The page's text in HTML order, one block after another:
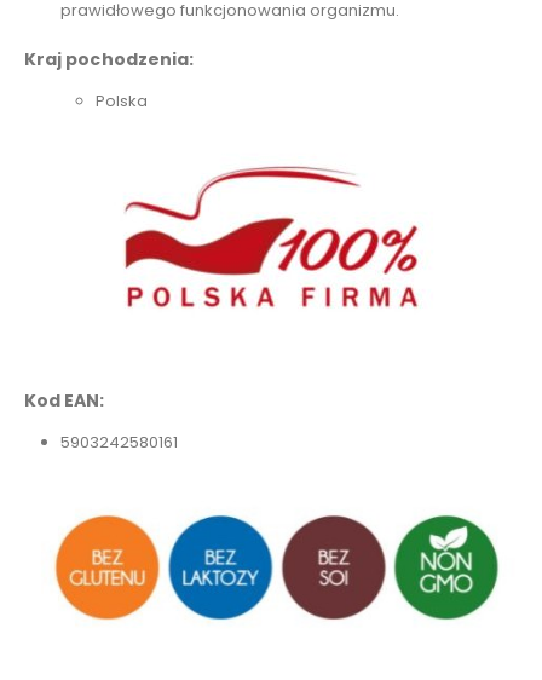
prawidłowego funkcjonowania organizmu.
Kraj pochodzenia:
Polska
Kod EAN:
5903242580161